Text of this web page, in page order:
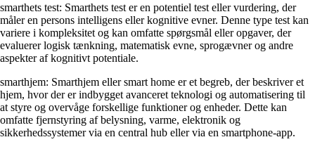
smarthets test: Smarthets test er en potentiel test eller vurdering, der
måler en persons intelligens eller kognitive evner. Denne type test kan
variere i kompleksitet og kan omfatte spørgsmål eller opgaver, der
evaluerer logisk tænkning, matematisk evne, sprogævner og andre
aspekter af kognitivt potentiale.
smarthjem: Smarthjem eller smart home er et begreb, der beskriver et
hjem, hvor der er indbygget avanceret teknologi og automatisering til
at styre og overvåge forskellige funktioner og enheder. Dette kan
omfatte fjernstyring af belysning, varme, elektronik og
sikkerhedssystemer via en central hub eller via en smartphone-app.